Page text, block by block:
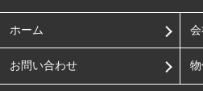
ホーム
お問い合わせ